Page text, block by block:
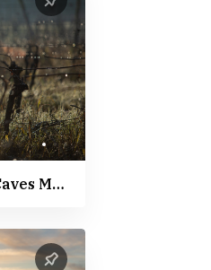
Lanche Bairrada by Caves Messias